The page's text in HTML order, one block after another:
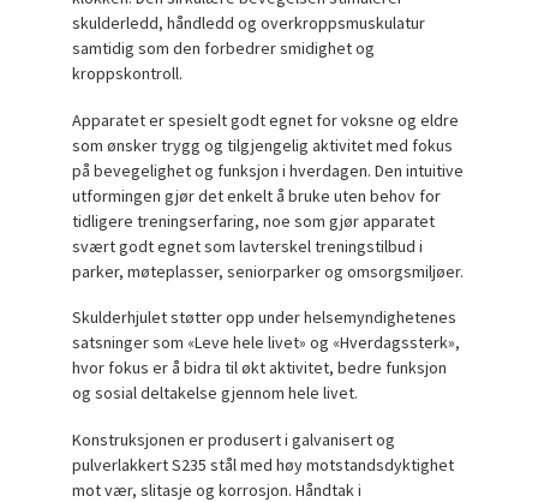
skulderledd, håndledd og overkroppsmuskulatur
samtidig som den forbedrer smidighet og
kroppskontroll.
Apparatet er spesielt godt egnet for voksne og eldre
som ønsker trygg og tilgjengelig aktivitet med fokus
på bevegelighet og funksjon i hverdagen. Den intuitive
utformingen gjør det enkelt å bruke uten behov for
tidligere treningserfaring, noe som gjør apparatet
svært godt egnet som lavterskel treningstilbud i
parker, møteplasser, seniorparker og omsorgsmiljøer.
Skulderhjulet støtter opp under helsemyndighetenes
satsninger som «Leve hele livet» og «Hverdagssterk»,
hvor fokus er å bidra til økt aktivitet, bedre funksjon
og sosial deltakelse gjennom hele livet.
Konstruksjonen er produsert i galvanisert og
pulverlakkert S235 stål med høy motstandsdyktighet
mot vær, slitasje og korrosjon. Håndtak i